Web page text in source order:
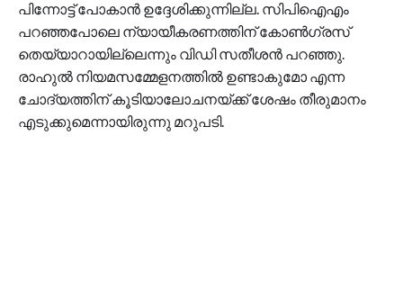
പിന്നോട്ട് പോകാൻ ഉദ്ദേശിക്കുന്നില്ല. സിപിഐഎം
പറഞ്ഞപോലെ ന്യായീകരണത്തിന് കോൺഗ്രസ്‌
തെയ്യാറായില്ലെന്നും വിഡി സതീശൻ പറഞ്ഞു.
രാഹുൽ നിയമസമ്മേളനത്തിൽ ഉണ്ടാകുമോ എന്ന
ചോദ്യത്തിന് കൂടിയാലോചനയ്ക്ക് ശേഷം തീരുമാനം
എടുക്കുമെന്നായിരുന്നു മറുപടി.